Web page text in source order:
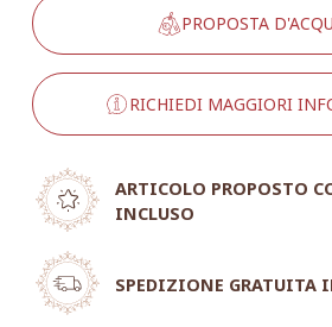
PROPOSTA
RICHIEDI MAGGIORI
ARTICOLO PROPOSTO
INCLUSO
SPEDIZIONE GRATUITA